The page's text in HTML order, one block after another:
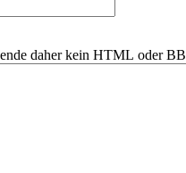
daher kein HTML oder